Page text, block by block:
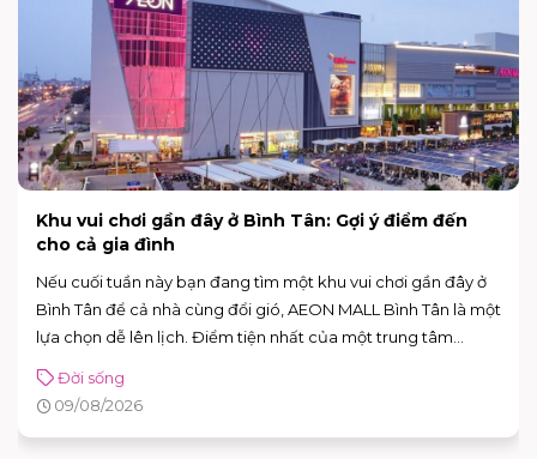
Ăn đêm có mập không? Cách ăn khuya không lo
tăng cân
“Lỡ đói quá nên ăn tí thôi” – câu này chắc ai cũng từng nói ít
nhất một lần. Nhưng rồi lại lo: ăn đêm có mập không? Câu
trả lời thực tế là: có thể mập, nhưng không phải cứ ăn sau 9
Đời sống
11/06/2026